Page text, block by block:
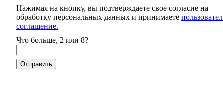
Нажимая на кнопку, вы подтверждаете свое согласие на
обработку персональных данных и принимаете
соглашение.
Что больше, 2 или 8?